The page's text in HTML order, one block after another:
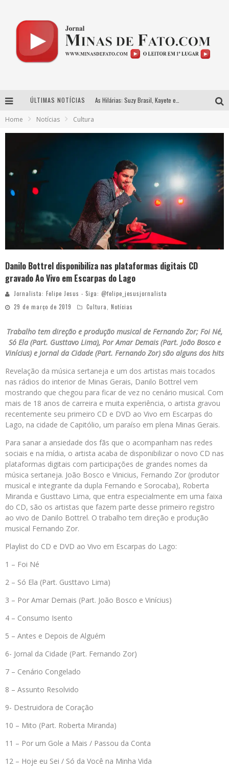
ÚLTIMAS NOTÍCIAS
Hot Wheels Monster Trucks Live™ confirma Belo Horizonte na turnê América do Sul 2027
Home Notícias Cultura
Danilo Bottrel disponibiliza nas plataformas digitais CD
gravado Ao Vivo em Escarpas do Lago
Jornalista: Felipe Jesus - Siga: @felipe_jesusjornalista
29 de março de 2019
Cultura, Notícias
Trabalho tem direção e produção musical de Fernando Zor; Foi Né,
Só Ela (Part. Gusttavo Lima), Por Amar Demais (Part. João Bosco e
Vinícius) e Jornal da Cidade (Part. Fernando Zor) são alguns dos hits
Revelação da música sertaneja e um dos artistas mais tocados
nas rádios do interior de Minas Gerais, Danilo Bottrel vem
mostrando que chegou para ficar de vez no cenário musical. Com
mais de 18 anos de carreira e muita experiência, o artista gravou
recentemente seu primeiro CD e DVD ao Vivo em Escarpas do
Lago, na cidade de Capitólio, um paraíso em plena Minas Gerais.
Para sanar a ansiedade dos fãs que o acompanham nas redes
sociais e na mídia, o artista acaba de disponibilizar o novo CD nas
plataformas digitais com participações de grandes nomes da
música sertaneja. João Bosco e Vinicius, Fernando Zor (produtor
musical e integrante da dupla Fernando e Sorocaba), Roberta
Miranda e Gusttavo Lima, que entra especialmente em uma faixa
do CD, são os artistas que fazem parte desse primeiro registro
ao vivo de Danilo Bottrel. O trabalho tem direção e produção
musical Fernando Zor.
Playlist do CD e DVD ao Vivo em Escarpas do Lago:
1 – Foi Né
2 – Só Ela (Part. Gusttavo Lima)
3 – Por Amar Demais (Part. João Bosco e Vinícius)
4 – Consumo Isento
5 – Antes e Depois de Alguém
6- Jornal da Cidade (Part. Fernando Zor)
7 – Cenário Congelado
8 – Assunto Resolvido
9- Destruidora de Coração
10 – Mito (Part. Roberta Miranda)
11 – Por um Gole a Mais / Passou da Conta
12 – Hoje eu Sei / Só da Você na Minha Vida